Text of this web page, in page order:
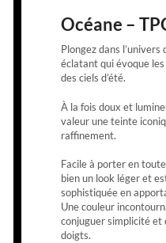
Océane –
Plongez dans l’univers
éclatant qui évoque
des ciels d’été.
À la fois doux et
valeur une teinte
raffinement.
Facile à porter en
bien un look léger et
sophistiquée en
Une couleur
conjuguer simplicité et
doigts.